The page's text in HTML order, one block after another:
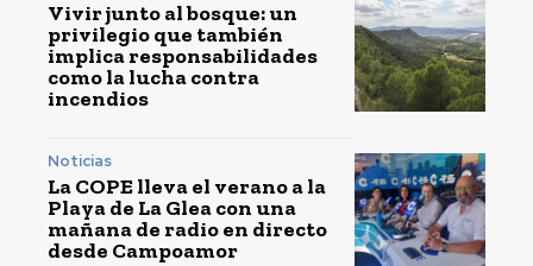
Vivir junto al bosque: un
privilegio que también
implica responsabilidades
como la lucha contra
incendios
Noticias
La COPE lleva el verano a la
Playa de La Glea con una
mañana de radio en directo
desde Campoamor